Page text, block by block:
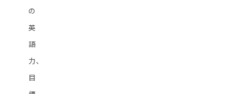
の
英
語
力、
目